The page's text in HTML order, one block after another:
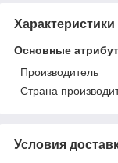
Характеристики
Основные
Производитель
Страна
Условия